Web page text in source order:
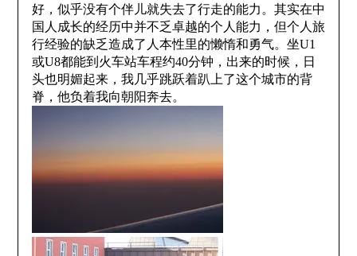
好，似乎没有个伴儿就失去了行走的能力。其实在中
国人成长的经历中并不乏卓越的个人能力，但个人旅
行经验的缺乏造成了人本性里的懒惰和勇气。坐U1
或U8都能到火车站车程约40分钟，出来的时候，日
头也明媚起来，我几乎跳跃着趴上了这个城市的背
脊，他负着我向朝阳奔去。